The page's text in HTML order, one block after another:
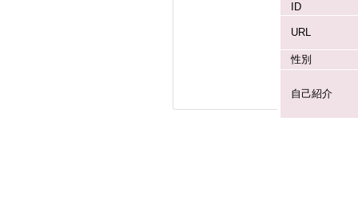
ID
URL
性別
自己紹介